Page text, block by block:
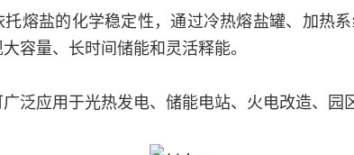
熔盐的化学稳定性，通过冷热熔盐罐、加热
容量、长时间储能和灵活释能。
泛应用于光热发电、储能电站、火电改造、园